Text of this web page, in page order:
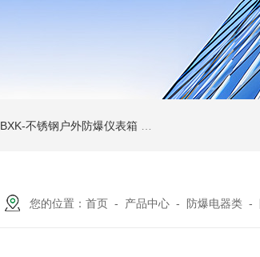
BXK-不锈钢户外防爆仪表箱
您的位置：首页 - 产品中心 - 防爆电器类 -